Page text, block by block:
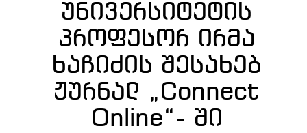
უნივერსიტეტის
პროფესორ ირმა
ხაჩიძის შესახებ
ჟურნალ „Connect
Online“- ში